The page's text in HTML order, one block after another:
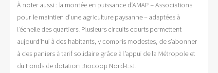
À noter aussi : la montée en puissance d’AMAP – Associations
pour le maintien d’une agriculture paysanne – adaptées à
l’échelle des quartiers. Plusieurs circuits courts permettent
aujourd’hui à des habitants, y compris modestes, de s’abonner
à des paniers à tarif solidaire grâce à l’appui de la Métropole et
du Fonds de dotation Biocoop Nord-Est.